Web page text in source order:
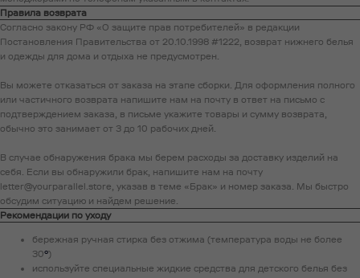
Правила возврата
Согласно закону РФ «О защите прав потребителей» в редакции
Постановления Правительства от 20.10.1998 #1222, возврат нижнего белья
и одежды для дома и отдыха не предусмотрен.
Вы можете отказаться от заказа на этапе сборки. Для оформления полного
или частичного возврата напишите нам на почту в ответ на письмо с
подтверждением заказа, в письме укажите товары и сумму возврата,
обычно это занимает от 3 до 10 рабочих дней.
В случае обнаружения брака мы берем расходы за доставку изделий на
себя. Если вы обнаружили брак, напишите нам на почту
letter@yourparallel.store, указав в теме «Брак» и номер заказа. Мы быстро
обсудим ситуацию и найдем решение.
Рекомендации по уходу
бережная ручная стирка без отжима (температура воды не более
30°)
используйте специальные жидкие средства для детского белья без